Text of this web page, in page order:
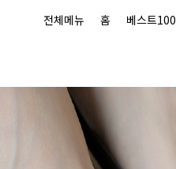
전체메뉴 홈 베스트100